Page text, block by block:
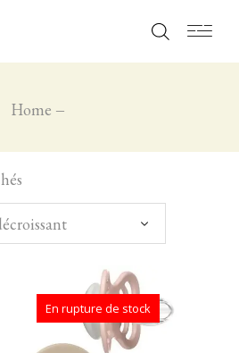
Home
En rupture de stock